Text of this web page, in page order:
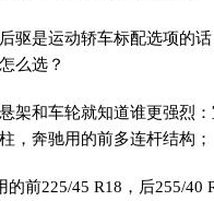
驱是运动轿车标配选项的
么选？
架和车轮就知道谁更强烈
，奔驰用的前多连杆结构；
的前225/45 R18，后255/40